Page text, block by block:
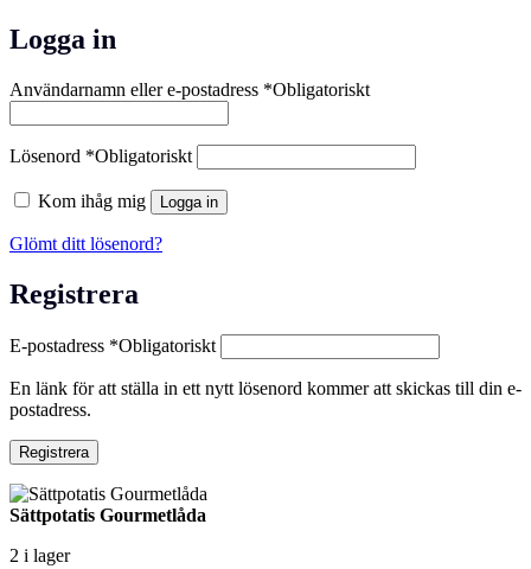
Logga in
Användarnamn eller e-postadress *Obligatoriskt
Lösenord *Obligatoriskt
Kom ihåg mig Logga in
Glömt ditt lösenord?
Registrera
E-postadress *Obligatoriskt
En länk för att ställa in ett nytt lösenord kommer att skickas till din e-
postadress.
Registrera
Sättpotatis Gourmetlåda
2 i lager